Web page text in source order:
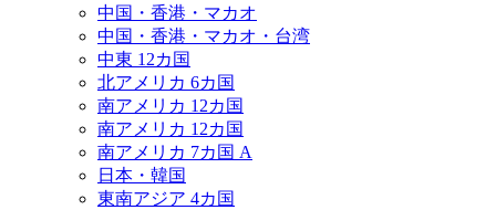
中国・香港・マカオ
中国・香港・マカオ・台湾
中東 12カ国
北アメリカ 6カ国
南アメリカ 12カ国
南アメリカ 12カ国
南アメリカ 7カ国 A
日本・韓国
東南アジア 4カ国